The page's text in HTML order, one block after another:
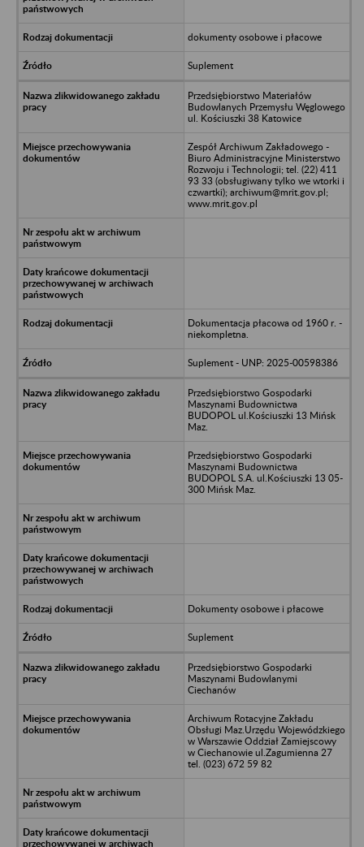
dokumenty osobowe i płacowe
Suplement
Przedsiębiorstwo Materiałów
Budowlanych Przemysłu Węglowego
ul. Kościuszki 38 Katowice
Zespół Archiwum Zakładowego -
Biuro Administracyjne Ministerstwo
Rozwoju i Technologii; tel. (22) 411
93 33 (obsługiwany tylko we wtorki i
czwartki); archiwum@mrit.gov.pl;
www.mrit.gov.pl
Dokumentacja płacowa od 1960 r. -
niekompletna.
Suplement - UNP: 2025-00598386
Przedsiębiorstwo Gospodarki
Maszynami Budownictwa
BUDOPOL ul.Kościuszki 13 Mińsk
Maz.
Przedsiębiorstwo Gospodarki
Maszynami Budownictwa
BUDOPOL S.A. ul.Kościuszki 13 05-
300 Mińsk Maz.
Dokumenty osobowe i płacowe
Suplement
Przedsiębiorstwo Gospodarki
Maszynami Budowlanymi
Ciechanów
Archiwum Rotacyjne Zakładu
Obsługi Maz.Urzędu Wojewódzkiego
w Warszawie Oddział Zamiejscowy
w Ciechanowie ul.Zagumienna 27
tel. (023) 672 59 82